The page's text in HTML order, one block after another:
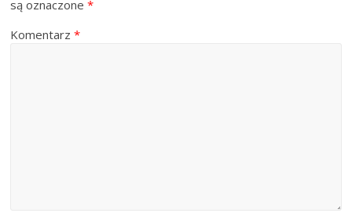
są oznaczone*
Komentarz*